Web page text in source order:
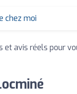
chez moi
et avis réels pour